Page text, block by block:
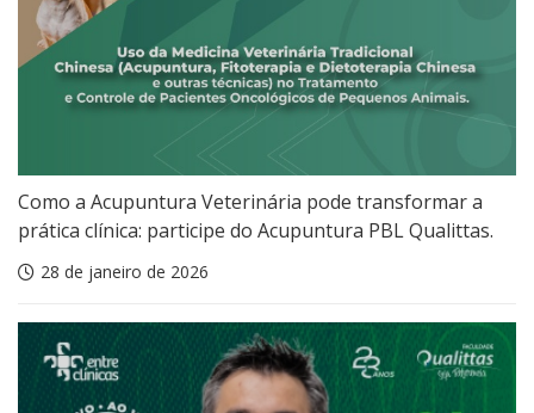
Como a Acupuntura Veterinária pode transformar a
prática clínica: participe do Acupuntura PBL Qualittas.
28 de janeiro de 2026